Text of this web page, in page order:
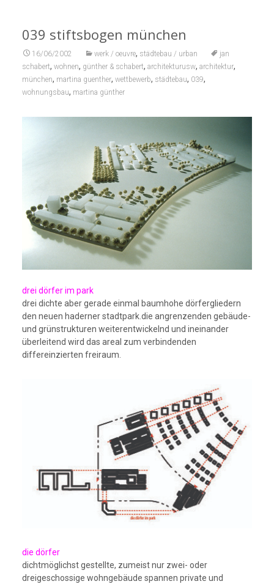
039 stiftsbogen münchen
16/06/2002 werk / oeuvre, städtebau / urban
jan
schabert, wohnen, günther & schabert, architekturusw, architektur,
münchen, martina guenther, wettbewerb, städtebau, 039,
wohnungsbau, martina günther
drei dörfer im park
drei dichte aber gerade einmal baumhohe dörfergliedern
den neuen haderner stadtpark.die angrenzenden gebäude-
und grünstrukturen weiterentwickelnd und ineinander
überleitend wird das areal zum verbindenden
differeinzierten freiraum.
die dörfer
dichtmöglichst gestellte, zumeist nur zwei- oder
dreigeschossige wohngebäude spannen private und